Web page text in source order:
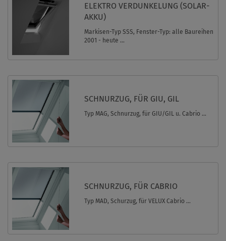
ELEKTRO VERDUNKELUNG (SOLAR-
AKKU)
Markisen-Typ SSS, Fenster-Typ: alle Baureihen
2001 - heute ...
SCHNURZUG, FÜR GIU, GIL
Typ MAG, Schnurzug, für GIU/GIL u. Cabrio ...
SCHNURZUG, FÜR CABRIO
Typ MAD, Schurzug, für VELUX Cabrio ...